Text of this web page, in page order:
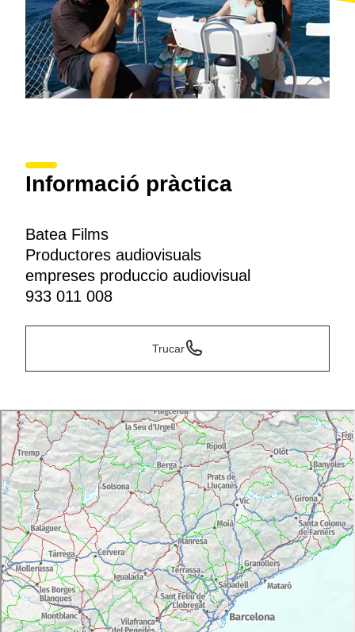
Informació pràctica
Batea Films
Productores audiovisuals
empreses produccio audiovisual
933 011 008
Trucar